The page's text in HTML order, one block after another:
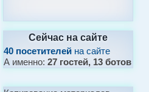
Сейчас на сайте
40 посетителей на сайте
А именно:27 гостей, 13 ботов